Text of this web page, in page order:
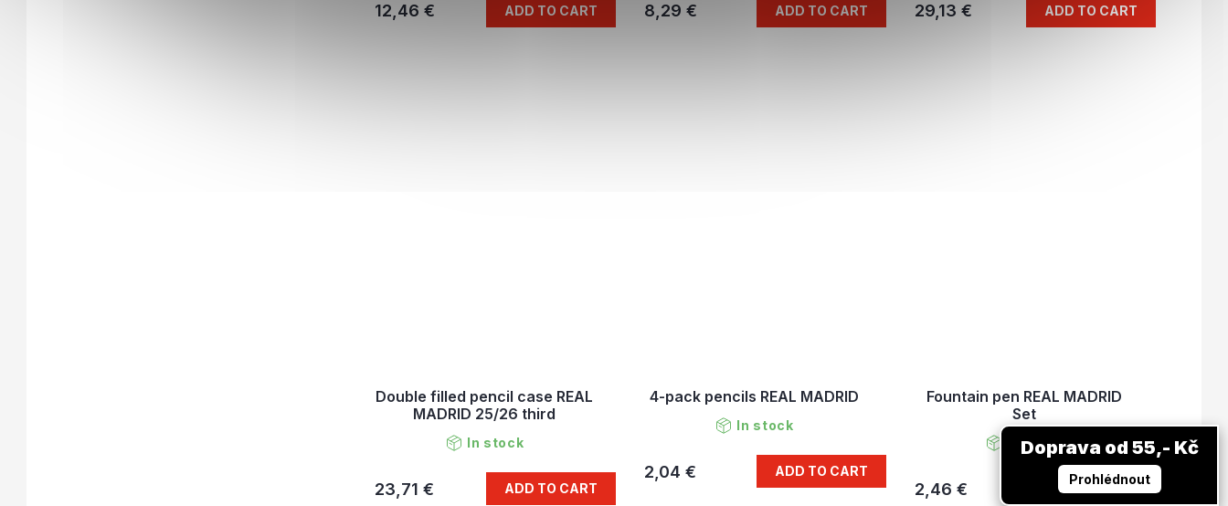
12,46 € ADD TO CART 8,29 € ADD TO CART 29,13 € ADD TO CART
Double filled pencil case REAL
MADRID 25/26 third
In stock
23,71 € ADD TO CART
4-pack pencils REAL MADRID
In stock
2,04 € ADD TO CART
Fountain pen REAL MADRID
Set
In stock
2,46 € ADD TO CART
Doprava od 55,- Kč
Prohlédnout